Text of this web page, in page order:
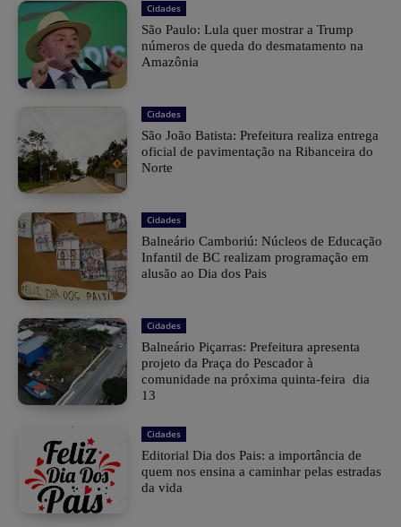
Cidades
São Paulo: Lula quer mostrar a Trump
números de queda do desmatamento na
Amazônia
Cidades
São João Batista: Prefeitura realiza entrega
oficial de pavimentação na Ribanceira do
Norte
Cidades
Balneário Camboriú: Núcleos de Educação
Infantil de BC realizam programação em
alusão ao Dia dos Pais
Cidades
Balneário Piçarras: Prefeitura apresenta
projeto da Praça do Pescador à
comunidade na próxima quinta-feira dia
13
Cidades
Editorial Dia dos Pais: a importância de
quem nos ensina a caminhar pelas estradas
da vida